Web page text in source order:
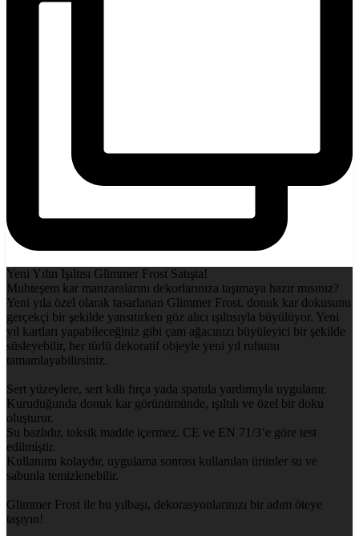
Yeni Yılın Işıltısı Glimmer Frost Satışta!
Muhteşem kar manzaralarını dekorlarınıza taşımaya hazır mısınız?
Yeni yıla özel olarak tasarlanan Glimmer Frost, donuk kar dokusunu
gerçekçi bir şekilde yansıtırken göz alıcı ışıltısıyla büyülüyor. Yeni
yıl kartları yapabileceğiniz gibi çam ağacınızı büyüleyici bir şekilde
süsleyebilir, her türlü dekoratif objeyle yeni yıl ruhunu
tamamlayabilirsiniz.
Sert yüzeylere, sert kıllı fırça yada spatula yardımıyla uygulanır.
Kuruduğunda donuk kar görünümünde, ışıltılı ve özel bir doku
oluşturur.
Su bazlıdır, toksik madde içermez. CE ve EN 71/3’e göre test
edilmiştir.
Kullanımı kolaydır, uygulama sonrası kullanılan ürünler su ve
sabunla temizlenebilir.
Glimmer Frost ile bu yılbaşı, dekorasyonlarınızı bir adım öteye
taşıyın!